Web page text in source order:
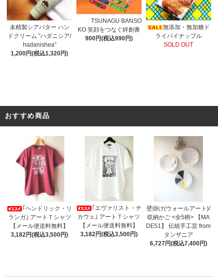
未精製シアバター ハン
ドクリーム ”ハダニシア/
hadanishea”
1,200円(税込1,320円)
TSUNAGU BANSO
KO 笑顔をつなぐ絆創膏
900円(税込990円)
無添加・無加糖ド
ライパイナップル
SOLD OUT
おすすめ商品
｢ヘンドリック・リ
ランガ｣ アートＴシャツ
【メール便送料無料】
3,182円(税込3,500円)
｢エヴァリスト・チ
カウェ｣ アートＴシャツ
【メール便送料無料】
3,182円(税込3,500円)
壁掛け(ウォールアート)/
収納かご <全5柄> 【MA
DE51】 伝統手工芸 from
タンザニア
6,727円(税込7,400円)